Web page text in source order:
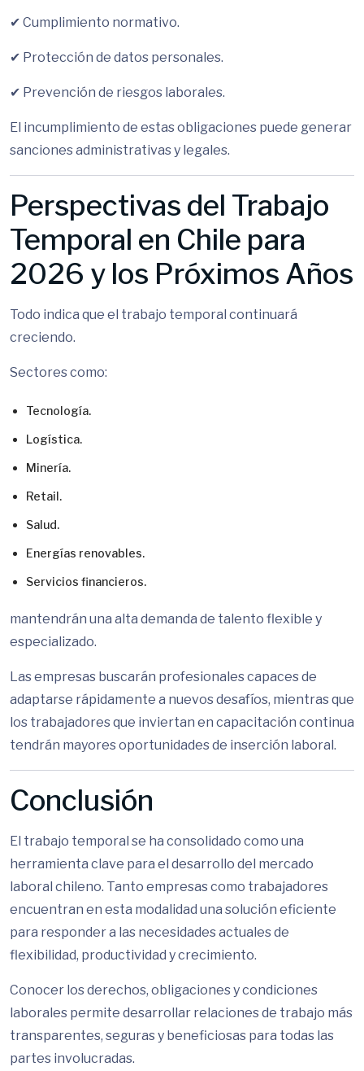
✔ Cumplimiento normativo.
✔ Protección de datos personales.
✔ Prevención de riesgos laborales.
El incumplimiento de estas obligaciones puede generar
sanciones administrativas y legales.
Perspectivas del Trabajo
Temporal en Chile para
2026 y los Próximos Años
Todo indica que el trabajo temporal continuará
creciendo.
Sectores como:
Tecnología.
Logística.
Minería.
Retail.
Salud.
Energías renovables.
Servicios financieros.
mantendrán una alta demanda de talento flexible y
especializado.
Las empresas buscarán profesionales capaces de
adaptarse rápidamente a nuevos desafíos, mientras que
los trabajadores que inviertan en capacitación continua
tendrán mayores oportunidades de inserción laboral.
Conclusión
El trabajo temporal se ha consolidado como una
herramienta clave para el desarrollo del mercado
laboral chileno. Tanto empresas como trabajadores
encuentran en esta modalidad una solución eficiente
para responder a las necesidades actuales de
flexibilidad, productividad y crecimiento.
Conocer los derechos, obligaciones y condiciones
laborales permite desarrollar relaciones de trabajo más
transparentes, seguras y beneficiosas para todas las
partes involucradas.